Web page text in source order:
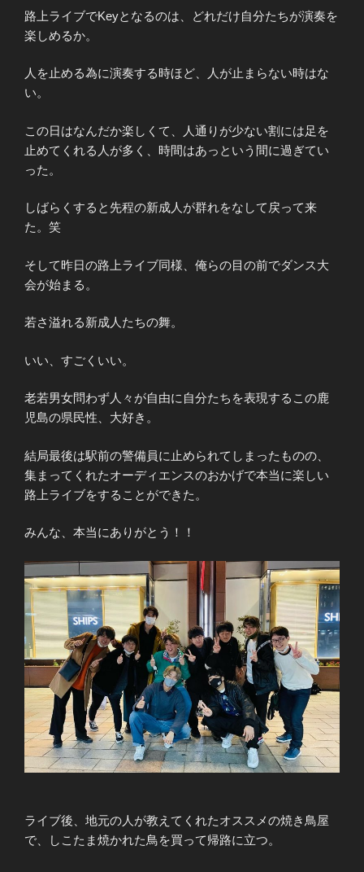
路上ライブでKeyとなるのは、どれだけ自分たちが演奏を
楽しめるか。
人を止める為に演奏する時ほど、人が止まらない時はな
い。
この日はなんだか楽しくて、人通りが少ない割には足を
止めてくれる人が多く、時間はあっという間に過ぎてい
った。
しばらくすると先程の新成人が群れをなして戻って来
た。笑
そして昨日の路上ライブ同様、俺らの目の前でダンス大
会が始まる。
若さ溢れる新成人たちの舞。
いい、すごくいい。
老若男女問わず人々が自由に自分たちを表現するこの鹿
児島の県民性、大好き。
結局最後は駅前の警備員に止められてしまったものの、
集まってくれたオーディエンスのおかげで本当に楽しい
路上ライブをすることができた。
みんな、本当にありがとう！！
ライブ後、地元の人が教えてくれたオススメの焼き鳥屋
で、しこたま焼かれた鳥を買って帰路に立つ。